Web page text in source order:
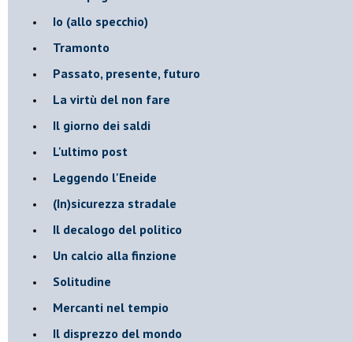
​Io (allo specchio)
Tramonto
Passato, presente, futuro
La virtù del non fare
Il giorno dei saldi
L'ultimo post
Leggendo l'Eneide
​(In)sicurezza stradale
Il decalogo del politico
Un calcio alla finzione
Solitudine
Mercanti nel tempio
Il disprezzo del mondo